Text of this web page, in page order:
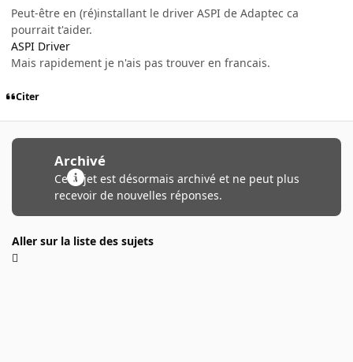
Peut-être en (ré)installant le driver ASPI de Adaptec ca
pourrait t'aider.
ASPI Driver
Mais rapidement je n'ais pas trouver en francais.
Citer
Archivé
Ce sujet est désormais archivé et ne peut plus
recevoir de nouvelles réponses.
Aller sur la liste des sujets